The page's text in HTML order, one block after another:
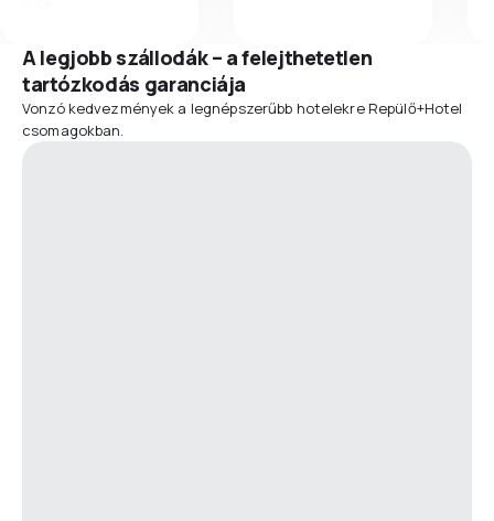
A legjobb szállodák – a felejthetetlen
tartózkodás garanciája
Vonzó kedvezmények a legnépszerűbb hotelekre Repülő+Hotel
csomagokban.